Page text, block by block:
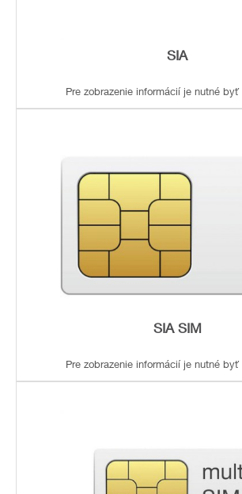
SIA
Pre zobrazenie informácií je nutné byť
SIA SIM
Pre zobrazenie informácií je nutné byť